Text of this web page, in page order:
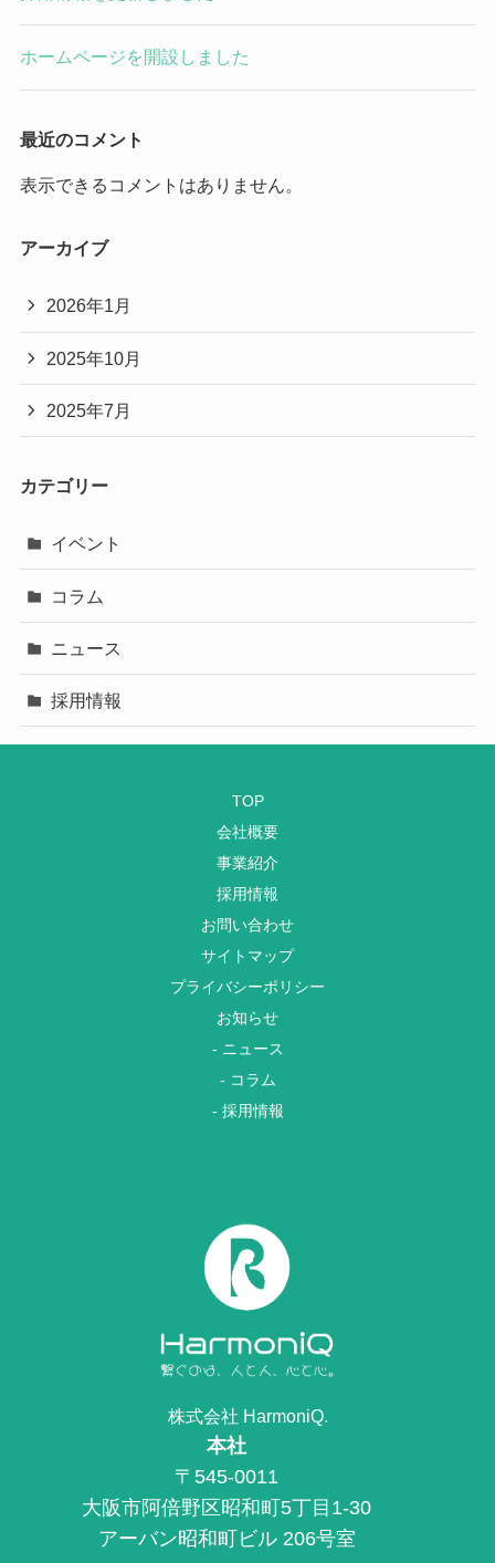
ホームページを開設しました
最近のコメント
表示できるコメントはありません。
アーカイブ
2026年1月
2025年10月
2025年7月
カテゴリー
イベント
コラム
ニュース
採用情報
TOP
会社概要
事業紹介
採用情報
お問い合わせ
サイトマップ
プライバシーポリシー
お知らせ
- ニュース
- コラム
- 採用情報
株式会社 HarmoniQ.
本社
〒545-0011
大阪市阿倍野区昭和町5丁目1-30
アーバン昭和町ビル 206号室